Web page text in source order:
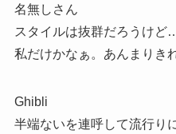
名無しさん
スタイルは抜群だろうけど
私だけかなぁ。あんまりき
Ghibli
半端ないを連呼して流行り